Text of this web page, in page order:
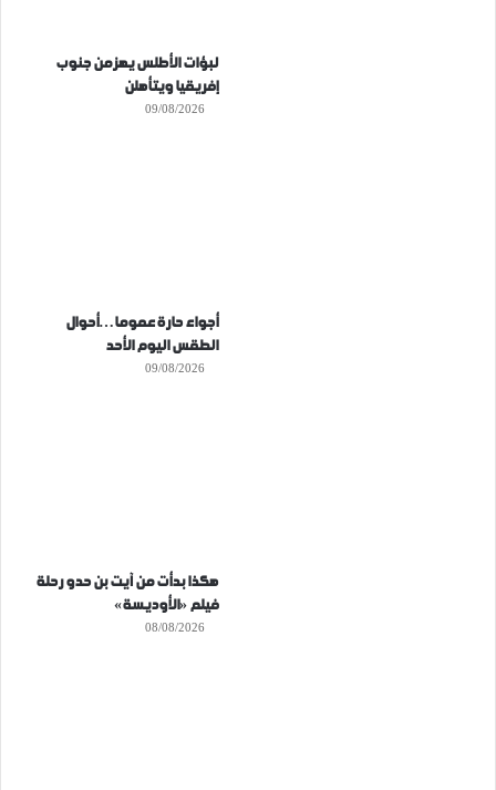
لبؤات الأطلس يهزمن جنوب
إفريقيا ويتأهلن
09/08/2026
أجواء حارة عموما…أحوال
الطقس اليوم الأحد
09/08/2026
هكذا بدأت من آيت بن حدو رحلة
فيلم «الأوديسة»
08/08/2026